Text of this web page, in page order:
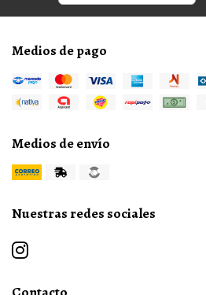
Medios de pago
Medios de envío
Nuestras redes sociales